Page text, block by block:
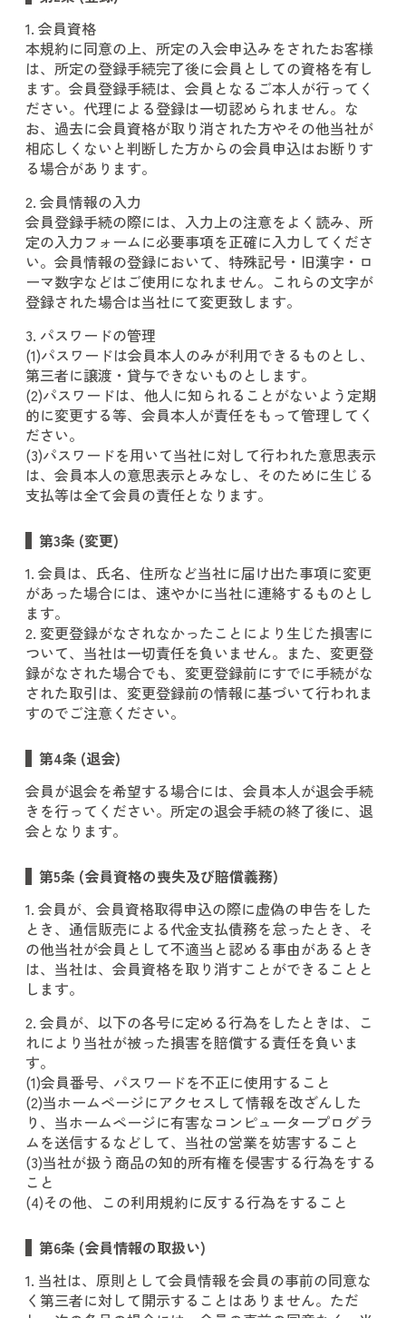
1. 会員資格
本規約に同意の上、所定の入会申込みをされたお客様
は、所定の登録手続完了後に会員としての資格を有し
ます。会員登録手続は、会員となるご本人が行ってく
ださい。代理による登録は一切認められません。な
お、過去に会員資格が取り消された方やその他当社が
相応しくないと判断した方からの会員申込はお断りす
る場合があります。
2. 会員情報の入力
会員登録手続の際には、入力上の注意をよく読み、所
定の入力フォームに必要事項を正確に入力してくださ
い。会員情報の登録において、特殊記号・旧漢字・ロ
ーマ数字などはご使用になれません。これらの文字が
登録された場合は当社にて変更致します。
3. パスワードの管理
(1)パスワードは会員本人のみが利用できるものとし、
第三者に譲渡・貸与できないものとします。
(2)パスワードは、他人に知られることがないよう定期
的に変更する等、会員本人が責任をもって管理してく
ださい。
(3)パスワードを用いて当社に対して行われた意思表示
は、会員本人の意思表示とみなし、そのために生じる
支払等は全て会員の責任となります。
第3条 (変更)
1. 会員は、氏名、住所など当社に届け出た事項に変更
があった場合には、速やかに当社に連絡するものとし
ます。
2. 変更登録がなされなかったことにより生じた損害に
ついて、当社は一切責任を負いません。また、変更登
録がなされた場合でも、変更登録前にすでに手続がな
された取引は、変更登録前の情報に基づいて行われま
すのでご注意ください。
第4条 (退会)
会員が退会を希望する場合には、会員本人が退会手続
きを行ってください。所定の退会手続の終了後に、退
会となります。
第5条 (会員資格の喪失及び賠償義務)
1. 会員が、会員資格取得申込の際に虚偽の申告をした
とき、通信販売による代金支払債務を怠ったとき、そ
の他当社が会員として不適当と認める事由があるとき
は、当社は、会員資格を取り消すことができることと
します。
2. 会員が、以下の各号に定める行為をしたときは、こ
れにより当社が被った損害を賠償する責任を負いま
す。
(1)会員番号、パスワードを不正に使用すること
(2)当ホームページにアクセスして情報を改ざんした
り、当ホームページに有害なコンピュータープログラ
ムを送信するなどして、当社の営業を妨害すること
(3)当社が扱う商品の知的所有権を侵害する行為をする
こと
(4)その他、この利用規約に反する行為をすること
第6条 (会員情報の取扱い)
1. 当社は、原則として会員情報を会員の事前の同意な
く第三者に対して開示することはありません。ただ